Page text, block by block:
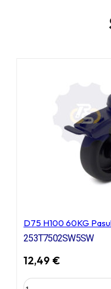
D75 H100 60KG
253T7502SW5SW
12,49 €
produkto